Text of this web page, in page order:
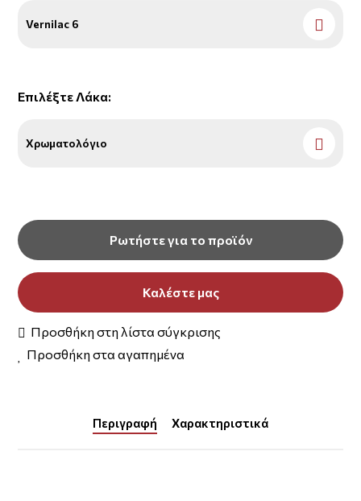
Vernilac 6
ΕπιλέξτεΛάκα:
Χρωματολόγιο
Ρωτήστε για το προϊόν
Καλέστε μας
Προσθήκη στη λίστα σύγκρισης
Προσθήκη στα αγαπημένα
Περιγραφή Χαρακτηριστικά